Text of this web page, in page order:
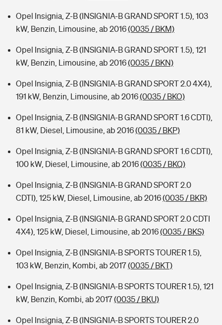
Opel Insignia, Z-B (INSIGNIA-B GRAND SPORT 1.5), 103
kW, Benzin, Limousine, ab 2016(0035 / BKM)
Opel Insignia, Z-B (INSIGNIA-B GRAND SPORT 1.5), 121
kW, Benzin, Limousine, ab 2016(0035 / BKN)
Opel Insignia, Z-B (INSIGNIA-B GRAND SPORT 2.0 4X4),
191 kW, Benzin, Limousine, ab 2016(0035 / BKO)
Opel Insignia, Z-B (INSIGNIA-B GRAND SPORT 1.6 CDTI),
81 kW, Diesel, Limousine, ab 2016(0035 / BKP)
Opel Insignia, Z-B (INSIGNIA-B GRAND SPORT 1.6 CDTI),
100 kW, Diesel, Limousine, ab 2016(0035 / BKQ)
Opel Insignia, Z-B (INSIGNIA-B GRAND SPORT 2.0
CDTI), 125 kW, Diesel, Limousine, ab 2016(0035 / BKR)
Opel Insignia, Z-B (INSIGNIA-B GRAND SPORT 2.0 CDTI
4X4), 125 kW, Diesel, Limousine, ab 2016(0035 / BKS)
Opel Insignia, Z-B (INSIGNIA-B SPORTS TOURER 1.5),
103 kW, Benzin, Kombi, ab 2017(0035 / BKT)
Opel Insignia, Z-B (INSIGNIA-B SPORTS TOURER 1.5), 121
kW, Benzin, Kombi, ab 2017(0035 / BKU)
Opel Insignia, Z-B (INSIGNIA-B SPORTS TOURER 2.0